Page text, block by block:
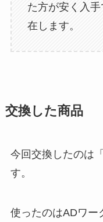
た方が安く入
在します。
交換した商品
今回交換したのは
す。
使ったのはADワー